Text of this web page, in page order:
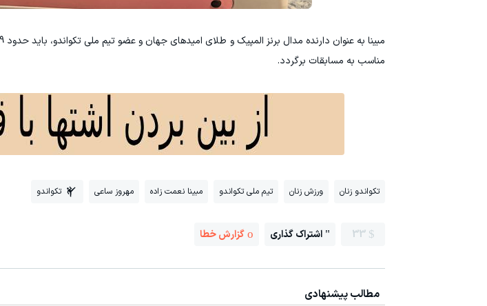
مناسب به مسابقات برگردد.
تکواندو زنان ورزش زنان تیم ملی تکواندو مبینا نعمت زاده مهروز ساعی تکواندو
33 اشتراک گذاری گزارش خطا
مطالب پیشنهادی